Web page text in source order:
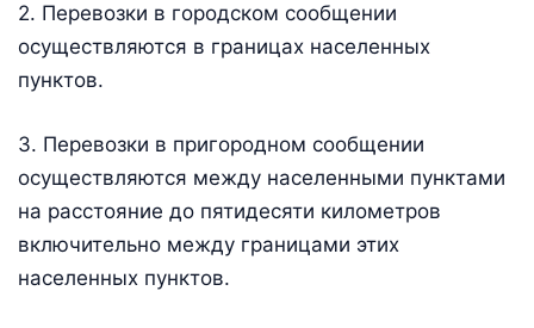
2. Перевозки в городском сообщении
осуществляются в границах населенных
пунктов.
3. Перевозки в пригородном сообщении
осуществляются между населенными пунктами
на расстояние до пятидесяти километров
включительно между границами этих
населенных пунктов.